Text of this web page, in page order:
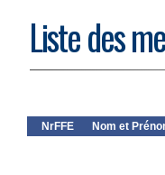
Liste des
NrFFE Nom et